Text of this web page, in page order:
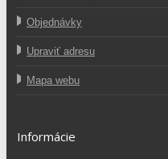
Objednávky
Upraviť adresu
Mapa webu
Informácie